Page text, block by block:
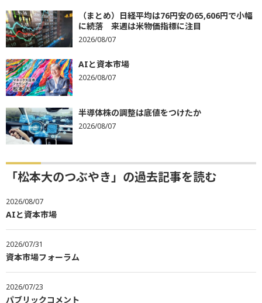
（まとめ）日経平均は76円安の65,606円で小幅
に続落 来週は米物価指標に注目
2026/08/07
AIと資本市場
2026/08/07
半導体株の調整は底値をつけたか
2026/08/07
「松本大のつぶやき」の過去記事を読む
2026/08/07
AIと資本市場
2026/07/31
資本市場フォーラム
2026/07/23
パブリックコメント